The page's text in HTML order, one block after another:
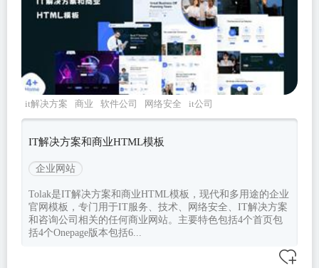
it解决方案 商业 软件公司 网络安全 it公司
IT解决方案和商业HTML模板
企业网站
Tolak是IT解决方案和商业HTML模板，现代和多用途的企业
官网模板，专门用于IT服务、技术、网络安全、IT解决方案
和咨询公司相关的任何商业网站。主要特色包括4个首页包
括4个Onepage版本包括6...